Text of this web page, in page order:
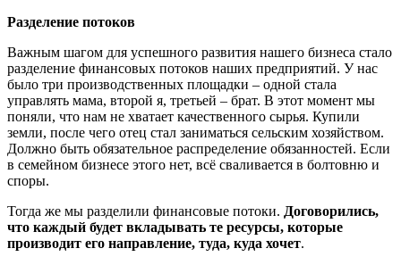
Разделение потоков
Важным шагом для успешного развития нашего бизнеса стало
разделение финансовых потоков наших предприятий. У нас
было три производственных площадки – одной стала
управлять мама, второй я, третьей – брат. В этот момент мы
поняли, что нам не хватает качественного сырья. Купили
земли, после чего отец стал заниматься сельским хозяйством.
Должно быть обязательное распределение обязанностей. Если
в семейном бизнесе этого нет, всё сваливается в болтовню и
споры.
Тогда же мы разделили финансовые потоки. Договорились,
что каждый будет вкладывать те ресурсы, которые
производит его направление, туда, куда хочет.